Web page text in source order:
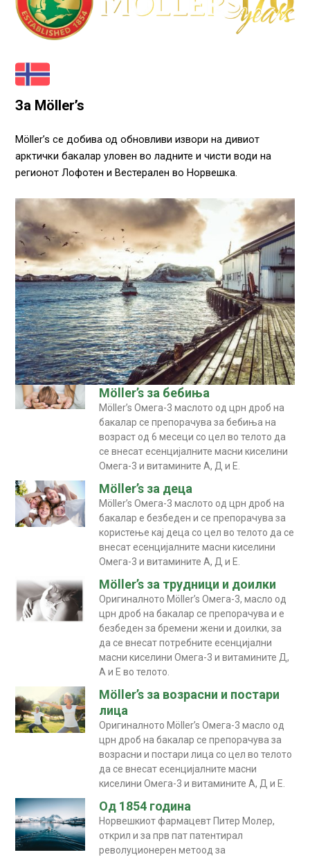
За Möller’s
Möller’s се добива од обновливи извори на дивиот
арктички бакалар уловен во ладните и чисти води на
регионот Лофотен и Вестерален во Норвешка.
Möller’s за бебиња
Möller’s Омега-3 маслото од црн дроб на
бакалар се препорачува за бебиња на
возраст од 6 месеци со цел во телото да
се внесат есенцијалните масни киселини
Омега-3 и витамините А, Д и Е.
Möller’s за деца
Möller’s Омега-3 маслото од црн дроб на
бакалар е безбеден и се препорачува за
користење кај деца со цел во телото да се
внесат есенцијалните масни киселини
Омега-3 и витамините А, Д и Е.
Möller’s за трудници и доилки
Оригиналното Möller’s Омега-3, масло од
црн дроб на бакалар се препорачува и е
безбеден за бремени жени и доилки, за
да се внесат потребните есенцијални
масни киселини Омега-3 и витамините Д,
А и Е во телото.
Möller’s за возрасни и постари
лица
Оригиналното Möller’s Омега-3 масло од
црн дроб на бакалар се препорачува за
возрасни и постари лица со цел во телото
да се внесат есенцијалните масни
киселини Омега-3 и витамините А, Д и Е.
Од 1854 година
Норвешкиот фармацевт Питер Молер,
открил и за прв пат патентирал
револуционерен метоод за